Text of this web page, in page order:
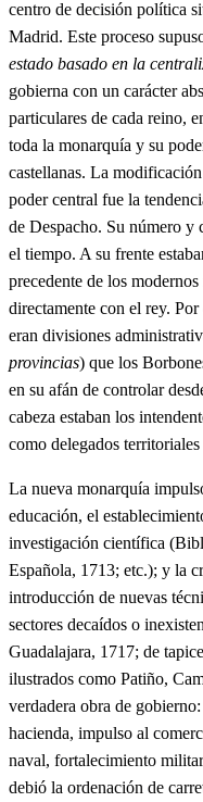
centro de decisión política
Madrid. Este proceso
estado basado en la
gobierna con un carácter
particulares de cada reino,
toda la monarquía y su
castellanas. La
poder central fue la
de Despacho. Su número y
el tiempo. A su frente
precedente de los
directamente con el rey.
eran divisiones
provincias) que los
en su afán de controlar
cabeza estaban los
como delegados
La nueva monarquía
educación, el
investigación científica
Española, 1713; etc.); y la
introducción de nuevas
sectores decaídos o
Guadalajara, 1717; de
ilustrados como Patiño,
verdadera obra de
hacienda, impulso al
naval, fortalecimiento
debió la ordenación de